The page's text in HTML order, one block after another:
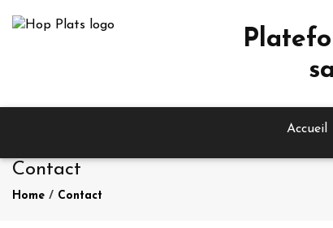
Accueil
Contact
Home / Contact